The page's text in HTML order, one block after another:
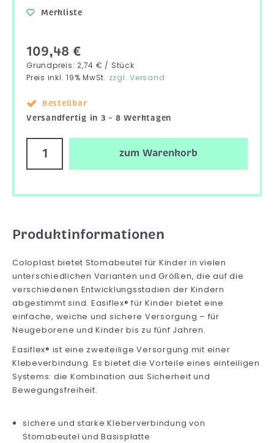
Merkliste
109,48 €
Grundpreis: 2,74 € / Stück
Preis inkl. 19% MwSt. zzgl. Versand
Bestellbar
Versandfertig in 3 – 8 Werktagen
zum Warenkorb
Produktinformationen
Coloplast bietet Stomabeutel für Kinder in vielen
unterschiedlichen Varianten und Größen, die auf die
verschiedenen Entwicklungsstadien der Kindern
abgestimmt sind. Easiflex® für Kinder bietet eine
einfache, weiche und sichere Versorgung – für
Neugeborene und Kinder bis zu fünf Jahren.
Easiflex® ist eine zweiteilige Versorgung mit einer
Klebeverbindung. Es bietet die Vorteile eines einteiligen
Systems: die Kombination aus Sicherheit und
Bewegungsfreiheit.
sichere und starke Kleberverbindung von
Stomabeutel und Basisplatte